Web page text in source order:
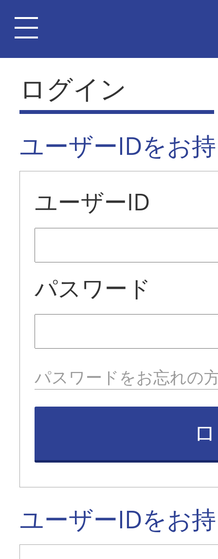
ログイン
ユーザーIDをお
ユーザーID
パスワード
パスワードをお忘れの
ユーザーIDをお